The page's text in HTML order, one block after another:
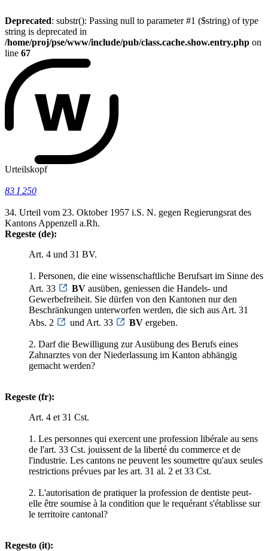
Deprecated: substr(): Passing null to parameter #1 ($string) of type
string is deprecated in
/home/proj/pse/www/include/pub/class.cache.show.entry.php on
line 67
Urteilskopf
83 I 250
34. Urteil vom 23. Oktober 1957 i.S. N. gegen Regierungsrat des
Kantons Appenzell a.Rh.
Regeste (de):
Art. 4 und 31 BV.
1. Personen, die eine wissenschaftliche Berufsart im Sinne des
Art. 33
BV ausüben, geniessen die Handels- und
Gewerbefreiheit. Sie dürfen von den Kantonen nur den
Beschränkungen unterworfen werden, die sich aus Art. 31
Abs. 2
und Art. 33 BV ergeben.
2. Darf die Bewilligung zur Ausübung des Berufs eines
Zahnarztes von der Niederlassung im Kanton abhängig
gemacht werden?
Regeste (fr):
Art. 4 et 31 Cst.
1. Les personnes qui exercent une profession libérale au sens
de l'art. 33 Cst. jouissent de la liberté du commerce et de
l'industrie. Les cantons ne peuvent les soumettre qu'aux seules
restrictions prévues par les art. 31 al. 2 et 33 Cst.
2. L'autorisation de pratiquer la profession de dentiste peut-
elle être soumise à la condition que le requérant s'établisse sur
le territoire cantonal?
Regesto (it):